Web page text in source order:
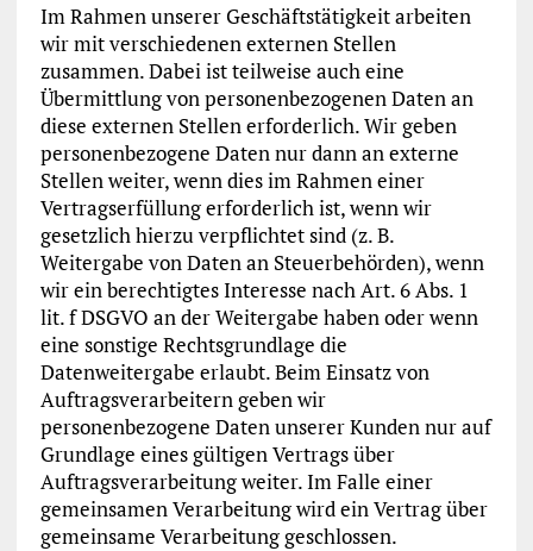
Im Rahmen unserer Geschäftstätigkeit arbeiten
wir mit verschiedenen externen Stellen
zusammen. Dabei ist teilweise auch eine
Übermittlung von personenbezogenen Daten an
diese externen Stellen erforderlich. Wir geben
personenbezogene Daten nur dann an externe
Stellen weiter, wenn dies im Rahmen einer
Vertragserfüllung erforderlich ist, wenn wir
gesetzlich hierzu verpflichtet sind (z. B.
Weitergabe von Daten an Steuerbehörden), wenn
wir ein berechtigtes Interesse nach Art. 6 Abs. 1
lit. f DSGVO an der Weitergabe haben oder wenn
eine sonstige Rechtsgrundlage die
Datenweitergabe erlaubt. Beim Einsatz von
Auftragsverarbeitern geben wir
personenbezogene Daten unserer Kunden nur auf
Grundlage eines gültigen Vertrags über
Auftragsverarbeitung weiter. Im Falle einer
gemeinsamen Verarbeitung wird ein Vertrag über
gemeinsame Verarbeitung geschlossen.